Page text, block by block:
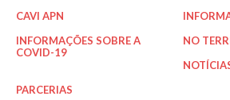
CAVI APN
INFORMAÇÕES SOBRE A
COVID-19
NO
PARCERIAS